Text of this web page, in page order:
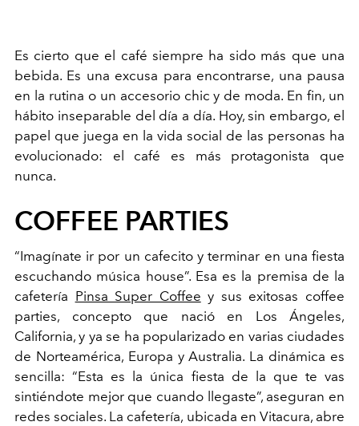
Es cierto que el café siempre ha sido más que una
bebida. Es una excusa para encontrarse, una pausa
en la rutina o un accesorio chic y de moda. En fin, un
hábito inseparable del día a día. Hoy, sin embargo, el
papel que juega en la vida social de las personas ha
evolucionado: el café es más protagonista que
nunca.
COFFEE PARTIES
“Imagínate ir por un cafecito y terminar en una fiesta
escuchando música house”. Esa es la premisa de la
cafetería Pinsa Super Coffee y sus exitosas coffee
parties, concepto que nació en Los Ángeles,
California, y ya se ha popularizado en varias ciudades
de Norteamérica, Europa y Australia. La dinámica es
sencilla: “Esta es la única fiesta de la que te vas
sintiéndote mejor que cuando llegaste”, aseguran en
redes sociales. La cafetería, ubicada en Vitacura, abre